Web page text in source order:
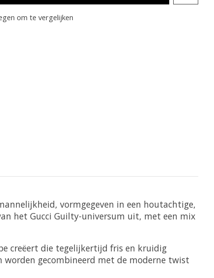
om te vergelijken
vormgegeven in een houtachtige,
het Gucci Guilty-universum uit, met een mix
creëert die tegelijkertijd fris en kruidig
worden gecombineerd met de moderne twist